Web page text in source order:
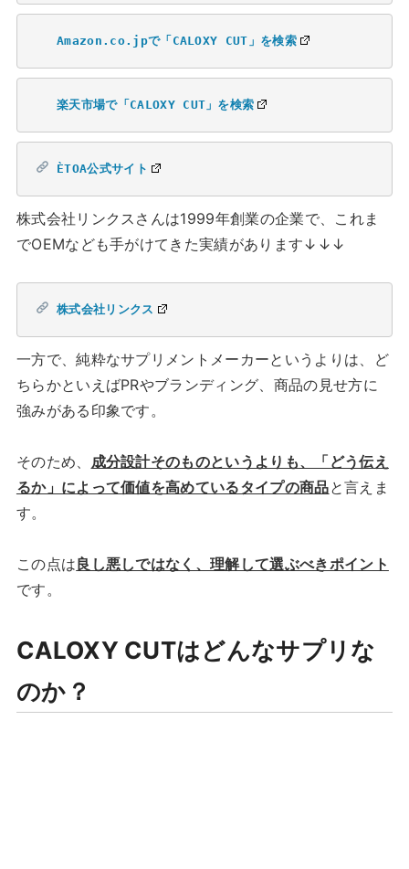
Amazon.co.jpで「CALOXY CUT」を検索
楽天市場で「CALOXY CUT」を検索
ÈTOA公式サイト
株式会社リンクスさんは1999年創業の企業で、これま
でOEMなども手がけてきた実績があります↓↓↓
株式会社リンクス
一方で、純粋なサプリメントメーカーというよりは、ど
ちらかといえばPRやブランディング、商品の見せ方に
強みがある印象です。
そのため、 成分設計そのものというよりも、「どう伝え
るか」によって価値を高めているタイプの商品と言えま
す。
この点は良し悪しではなく、理解して選ぶべきポイント
です。
CALOXY CUTはどんなサプリな
のか？